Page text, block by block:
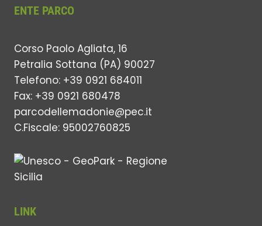
ENTE PARCO
Corso Paolo Agliata, 16
Petralia Sottana (PA) 90027
Telefono: +39 0921 684011
Fax: +39 0921 680478
parcodellemadonie@pec.it
C.Fiscale: 95002760825
LINK